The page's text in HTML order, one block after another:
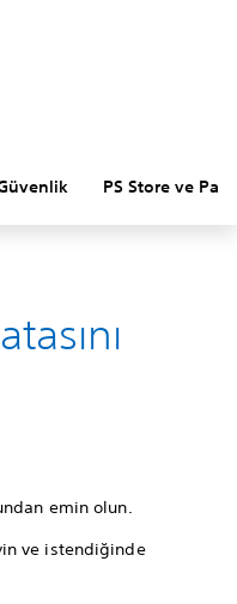
PS Store ve
emin olun.
ve istendiğinde